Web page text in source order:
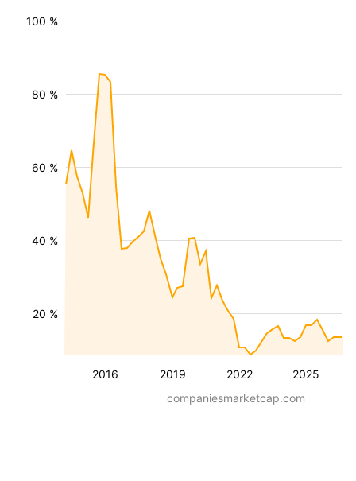
2016 2019 2022 2025
20 %
40 %
60 %
80 %
100 %
companiesmarketcap.com